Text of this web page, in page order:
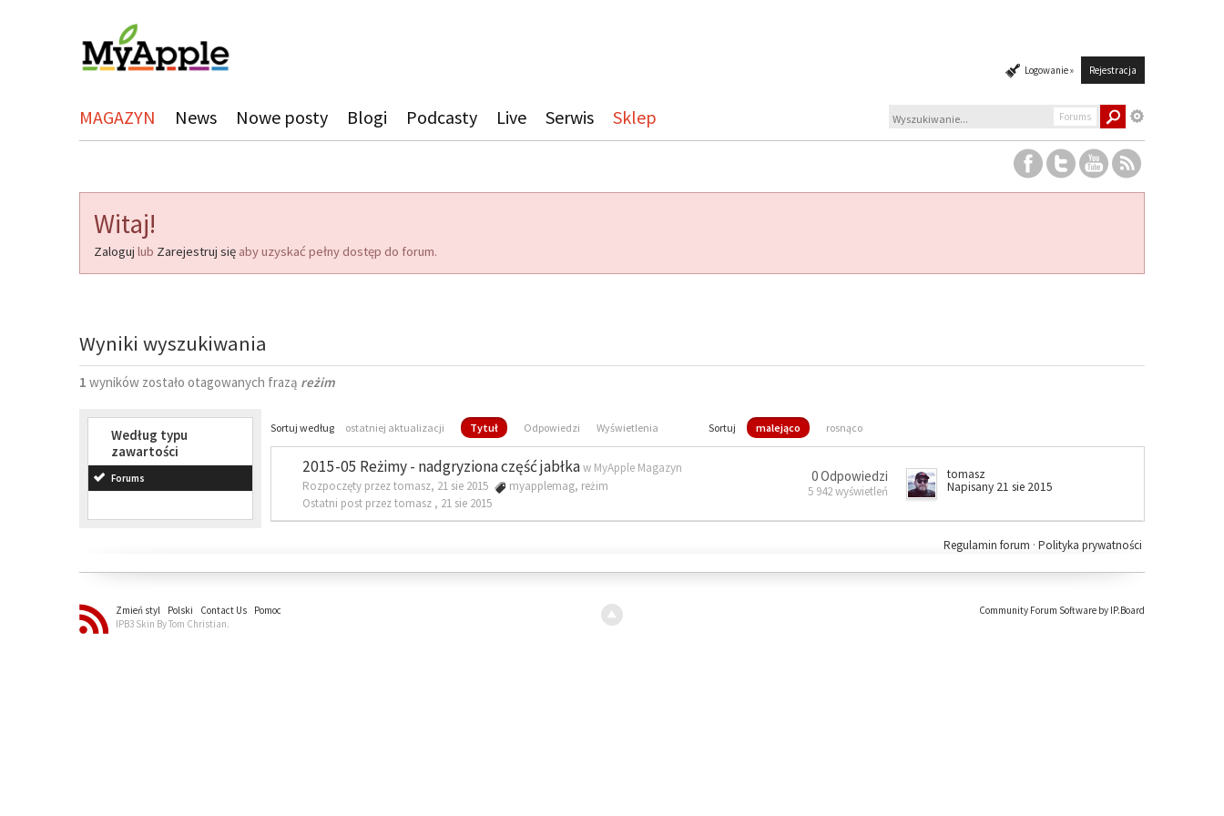
Logowanie » Rejestracja
MAGAZYN News Nowe posty Blogi Podcasty Live Serwis Sklep Forums
Witaj!
Zaloguj lub Zarejestruj się aby uzyskać pełny dostęp do forum.
Wyniki wyszukiwania
1 wyników zostało otagowanych frazą reżim
Według typu
zawartości
Forums
Sortuj według ostatniej aktualizacji Tytuł Odpowiedzi Wyświetlenia Sortuj malejąco rosnąco
2015-05 Reżimy - nadgryziona część jabłkaw MyApple Magazyn
Rozpoczęty przez tomasz, 21 sie 2015
myapplemag, reżim
Ostatni post przez tomasz , 21 sie 2015
0 Odpowiedzi
5 942 wyświetleń
tomasz
Napisany 21 sie 2015
Polityka prywatności
Regulamin forum ·
Zmień styl Polski Contact Us
Pomoc
IPB3 Skin By Tom Christian.
Community Forum Software by IP.Board